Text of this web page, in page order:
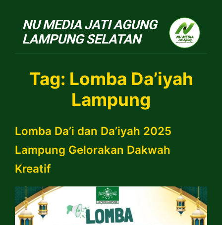
NU
Tag: Lomba Da’iyah
Lampung
Lomba Da’i dan Da’iyah 2025
Lampung Gelorakan Dakwah
Kreatif